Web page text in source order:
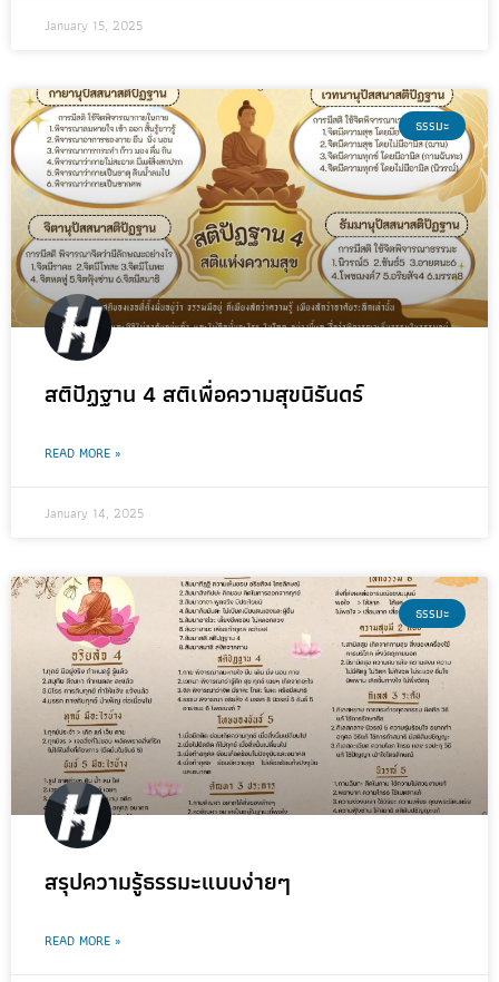
January 15, 2025
ธรรมะ
สติปัฏฐาน 4 สติเพื่อความสุขนิรันดร์
READ MORE »
January 14, 2025
ธรรมะ
สรุปความรู้ธรรมะแบบง่ายๆ
READ MORE »